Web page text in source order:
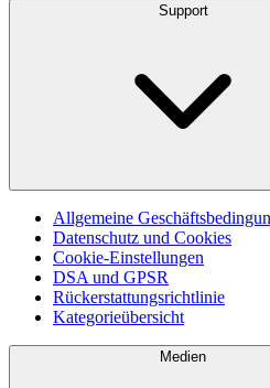
Support
Allgemeine
Datenschutz und Cookies
Cookie-Einstellungen
DSA und GPSR
Rückerstattungsrichtlinie
Kategorieübersicht
Medien